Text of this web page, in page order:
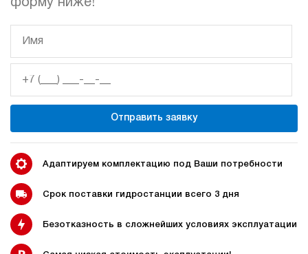
Гидростанция с домкратом
Гидростанции с домкратом
Гидростанции для свай
форму ниже!
Отправить заявку
Адаптируем комплектацию под Ваши потребности
Срок поставки гидростанции всего 3 дня
Безотказность в сложнейших условиях эксплуатации